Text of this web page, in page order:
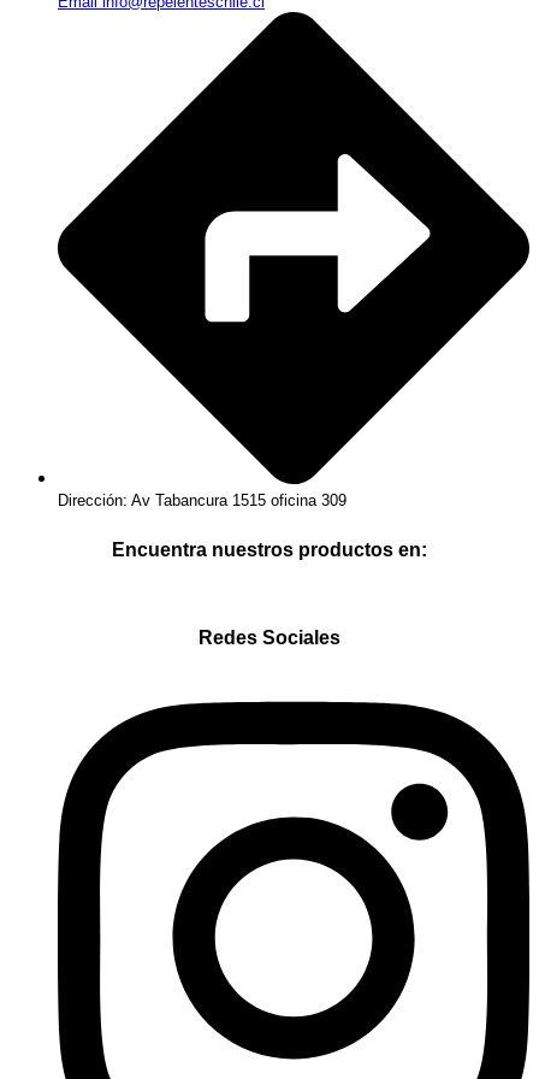
Dirección: Av Tabancura 1515 oficina 309
Encuentra nuestros productos en:
Redes Sociales